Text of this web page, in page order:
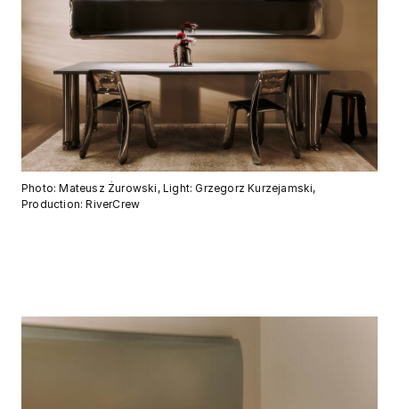
Photo: Mateusz Żurowski, Light: Grzegorz Kurzejamski,
Production: RiverCrew